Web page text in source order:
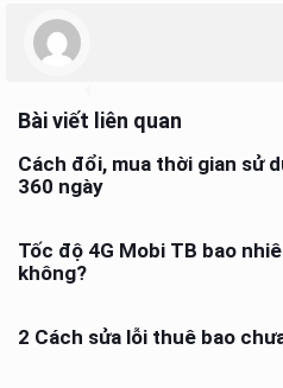
Bài viết liên quan
Cách đổi, mua thời gian sử
360 ngày
Tốc độ 4G Mobi TB bao
không?
2 Cách sửa lỗi thuê bao